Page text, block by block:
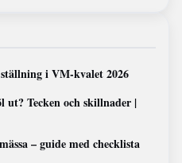
i VM-kvalet 2026
ut? Tecken och skillnader |
– guide med checklista